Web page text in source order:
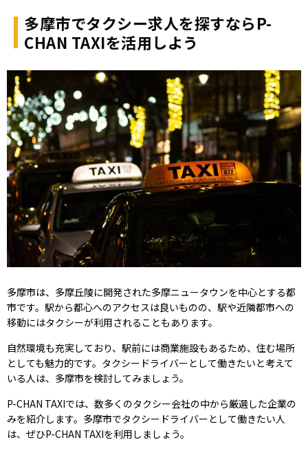
多摩市でタクシー求人を探すならP-
CHAN TAXIを活用しよう
多摩市は、多摩丘陵に開発された多摩ニュータウンを中心とする都
市です。駅から都心へのアクセスは良いものの、駅や近隣都市への
移動にはタクシーが利用されることもあります。
自然環境も充実しており、駅前には商業施設もあるため、住む場所
としても魅力的です。タクシードライバーとして働きたいと考えて
いる人は、多摩市を検討してみましょう。
P-CHAN TAXIでは、数多くのタクシー会社の中から厳選した企業の
みを紹介します。多摩市でタクシードライバーとして働きたい人
は、ぜひP-CHAN TAXIを利用しましょう。